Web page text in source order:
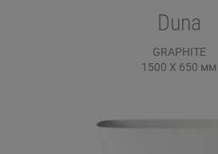
Duna
GRAPHITE
1500 X 650 мм